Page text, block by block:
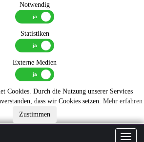
Notwendig
Statistiken
Externe Medien
Cookies. Durch die Nutzung unserer Services
dass wir Cookies setzen. Mehr erfahren
Zustimmen